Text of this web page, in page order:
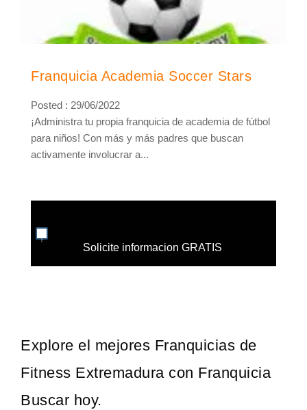
Franquicia Academia Soccer Stars
Posted : 29/06/2022
¡Administra tu propia franquicia de academia de fútbol
para niños! Con más y más padres que buscan
activamente involucrar a...
Solicite informacion GRATIS
Explore el mejores Franquicias de
Fitness Extremadura con Franquicia
Buscar hoy.